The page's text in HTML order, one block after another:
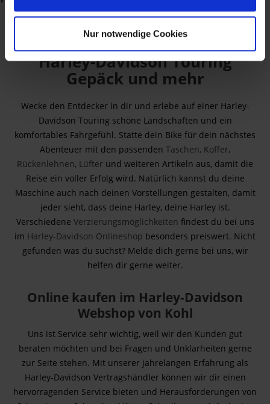
Nur notwendige Cookies
Harley-Davidson Touring
Gepäck und mehr
Wecke den Entdecker in dir und erlebe auf einer Harley-
Davidson Touring schöne Landschaften und ein
komfortables Fahrgefühl. Statte dein Bike für dein nächstes
Abenteuer mit den passenden Taschen, Koffer,
Rückenlehnen, Lüfter und weiteren Artikeln aus, damit die
Reise ein voller Erfolg wird. Natürlich kannst du deine
Maschine auch nach deinen Vorstellungen gestalten, damit
jeder sieht, dass deine Harley, deine Harley ist.
Verschiedene Verzierungsmöglichkeiten findest du bei uns
im Harley-Davidson Onlineshop besonders preiswert. Nicht
gefunden was du suchst? Melde dich gerne bei uns, wir
helfen dir gerne weiter.
Online kaufen im Harley-Davidson
Webshop von Kohl
Uns ist Service sehr wichtig, weil wir den Kunden gut
beraten möchten und bei Fragen und Unklarheiten gerne
zur Seite stehen. Mit unserer jahrelangen Erfahrung als
Harley-Davidson Vertragshändler können wir dir einen
hervorragenden Service bieten und Herausforderungen von